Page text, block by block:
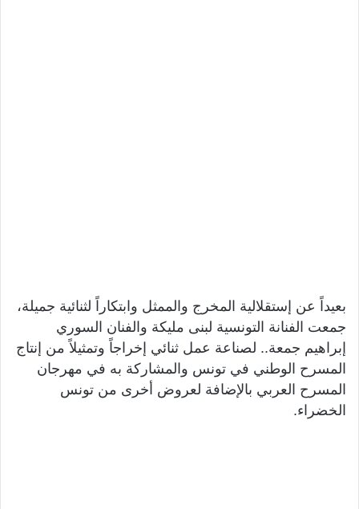
بعيداً عن إستقلالية المخرج والممثل وابتكاراً لثنائية جميلة،
جمعت الفنانة التونسية لبنى مليكة والفنان السوري
إبراهيم جمعة.. لصناعة عمل ثنائي إخراجاً وتمثيلاً من إنتاج
المسرح الوطني في تونس والمشاركة به في مهرجان
المسرح العربي بالإضافة لعروض أخرى من تونس
الخضراء.